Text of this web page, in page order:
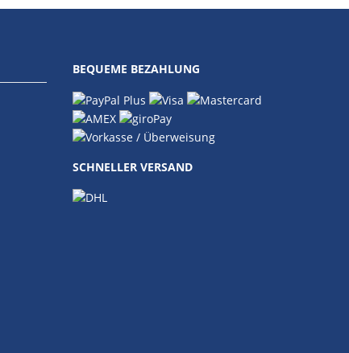
BEQUEME BEZAHLUNG
SCHNELLER VERSAND